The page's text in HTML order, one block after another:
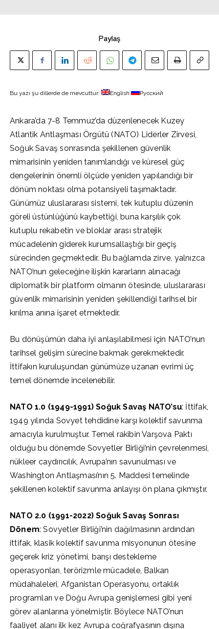
Paylaş
Bu yazı şu dillerde de mevcuttur: English Русский
Ankara’da 7-8 Temmuz’da düzenlenecek Kuzey
Atlantik Antlaşması Örgütü (NATO) Liderler Zirvesi,
Soğuk Savaş sonrasında şekillenen güvenlik
mimarisinin yeniden tanımlandığı ve küresel güç
dengelerinin önemli ölçüde yeniden yapılandığı bir
dönüm noktası olma potansiyeli taşımaktadır.
Günümüz uluslararası sistemi, tek kutuplu düzenin
göreli üstünlüğünü kaybettiği, buna karşılık çok
kutuplu rekabetin ve bloklar arası stratejik
mücadelenin giderek kurumsallaştığı bir geçiş
sürecinden geçmektedir. Bu bağlamda zirve, yalnızca
NATO’nun geleceğine ilişkin kararların alınacağı
diplomatik bir platform olmanın ötesinde, uluslararası
güvenlik mimarisinin yeniden şekillendiği tarihsel bir
kırılma anına işaret etmektedir.
Bu dönüşümün daha iyi anlaşılabilmesi için NATO’nun
tarihsel gelişim sürecine bakmak gerekmektedir.
İttifakın kuruluşundan günümüze uzanan evrimi üç
temel dönemde incelenebilir.
NATO 1.0 (1949-1991) Soğuk Savaş NATO’su: İttifak,
1949 yılında Sovyet tehdidine karşı kolektif savunma
amacıyla kurulmuştur. Temel rakibin Varşova Paktı
olduğu bu dönemde Sovyetler Birliği’nin çevrelenmesi,
nükleer caydırıcılık, Avrupa’nın savunulması ve
Washington Antlaşması’nın 5. Maddesi temelinde
şekillenen kolektif savunma anlayışı ön plana çıkmıştır.
NATO 2.0 (1991-2022) Soğuk Savaş Sonrası
Dönem: Sovyetler Birliği’nin dağılmasının ardından
ittifak, klasik kolektif savunma misyonunun ötesine
geçerek kriz yönetimi, barışı destekleme
operasyonları, terörizmle mücadele, Balkan
müdahaleleri, Afganistan Operasyonu, ortaklık
programları ve Doğu Avrupa genişlemesi gibi yeni
görev alanlarına yönelmiştir. Böylece NATO’nun
faaliyet alanı ilk kez Avrupa coğrafyasının dışına